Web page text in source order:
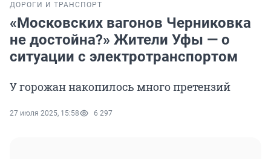
ДОРОГИ И ТРАНСПОРТ
«Московских вагонов Черниковка
не достойна?» Жители Уфы — о
ситуации с электротранспортом
У горожан накопилось много претензий
27 июля 2025, 15:58 6 297